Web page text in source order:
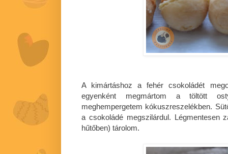
A kimártáshoz a fehér csokoládét
egyenként megmártom a töltött
meghempergetem kókuszreszelékben.
a csokoládé megszilárdul. Légmentesen
hűtőben) tárolom.